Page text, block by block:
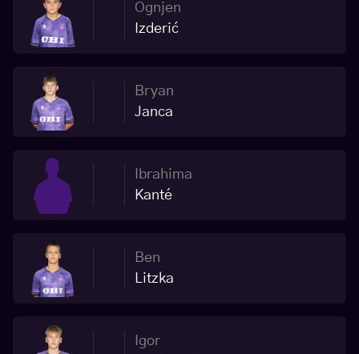
Ognjen
Izderić
Bryan
Janca
Ibrahima
Kanté
Ben
Litzka
Igor